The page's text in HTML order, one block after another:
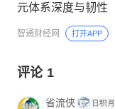
元体系深度与韧性
智通财经网 打开APP
评论 1
省流侠